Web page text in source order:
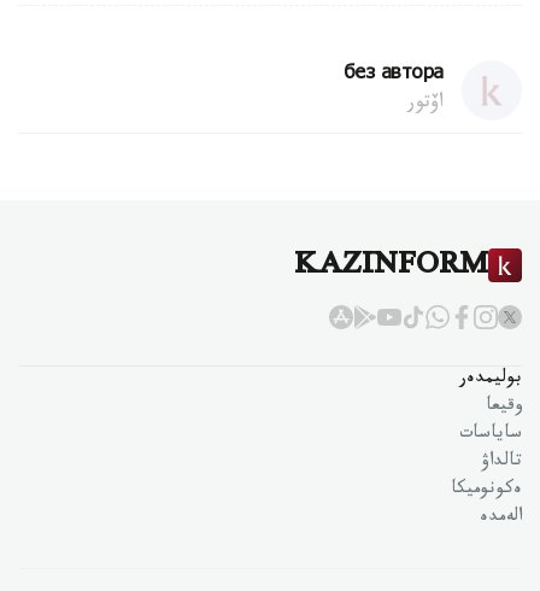
без автора
اۆتور
KAZINFORM
بوليمدەر
وقيعا
ساياسات
تالداۋ
ەكونوميكا
الەمدە